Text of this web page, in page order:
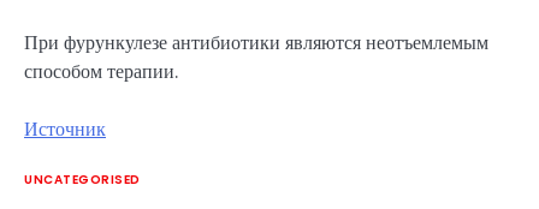
При фурункулезе антибиотики являются неотъемлемым
способом терапии.
Источник
UNCATEGORISED